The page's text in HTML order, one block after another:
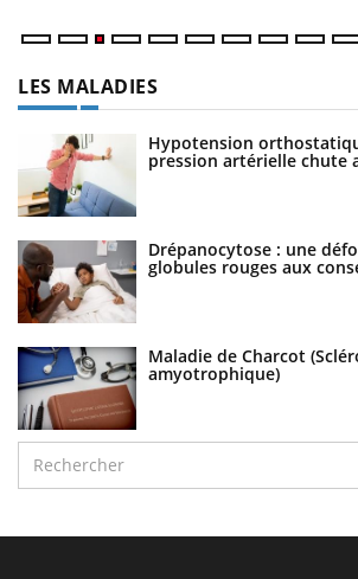
LES MALADIES
Hypotension
pression artérielle chute
Drépanocytose : une
globules rouges aux
Maladie de Charcot
amyotrophique)